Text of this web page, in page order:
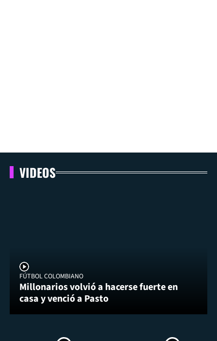
VIDEOS
FÚTBOL COLOMBIANO
Millonarios volvió a hacerse fuerte en
casa y venció a Pasto